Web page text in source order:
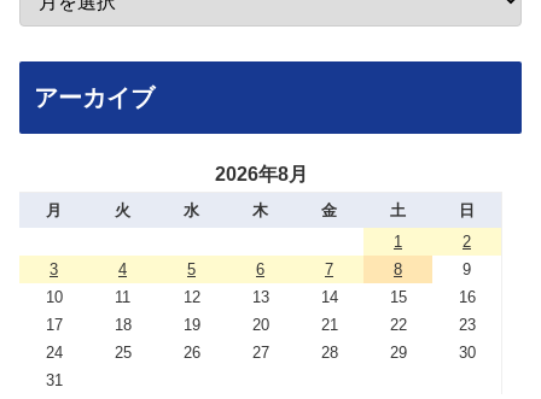
アーカイブ
2026年8月
月 火 水 木 金 土
日
1
2
3
4 5 6 7 8
9
10
11 12 13 14 15
16
17
18 19 20 21 22
23
24
25 26 27 28 29
30
31